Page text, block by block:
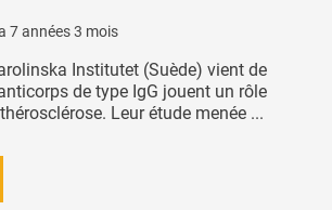
7 années 3 mois
Institutet (Suède) vient de
de type IgG jouent un rôle
Leur étude menée ...